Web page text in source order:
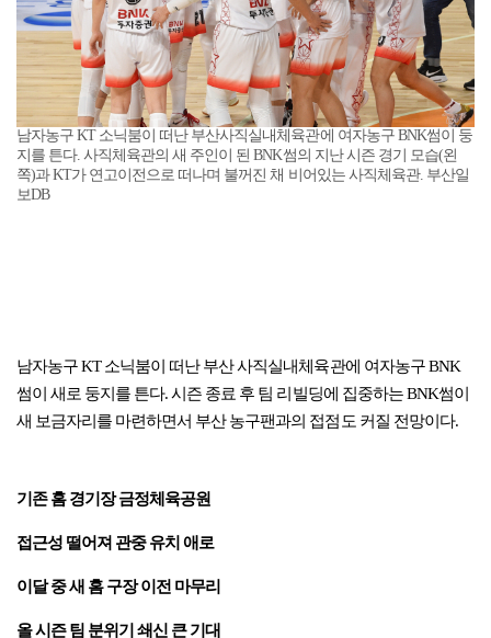
남자농구 KT 소닉붐이 떠난 부산사직실내체육관에 여자농구 BNK썸이 둥
지를 튼다. 사직체육관의 새 주인이 된 BNK썸의 지난 시즌 경기 모습(왼
쪽)과 KT가 연고이전으로 떠나며 불꺼진 채 비어있는 사직체육관. 부산일
보DB
남자농구 KT 소닉붐이 떠난 부산 사직실내체육관에 여자농구 BNK
썸이 새로 둥지를 튼다. 시즌 종료 후 팀 리빌딩에 집중하는 BNK썸이
새 보금자리를 마련하면서 부산 농구팬과의 접점도 커질 전망이다.
기존 홈 경기장 금정체육공원
접근성 떨어져 관중 유치 애로
이달 중 새 홈 구장 이전 마무리
올 시즌 팀 분위기 쇄신 큰 기대